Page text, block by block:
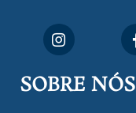
SOBRE NÓS